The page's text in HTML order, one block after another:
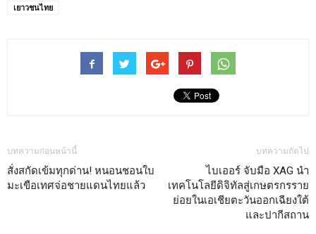
เยาวชนไทย
บทความก่อนหน้านี้
สั่งสกัดเข้มทุกด่าน! หนอนชอนใบ
มะเขือเทศจ่อชายแดนไทยแล้ว
บทความถัดไป
ไบเออร์ จับมือ XAG นำ
เทคโนโลยีดิจิทัลสู่เกษตรกรราย
ย่อยในเอเชียตะวันออกเฉียงใต้
และปากีสถาน